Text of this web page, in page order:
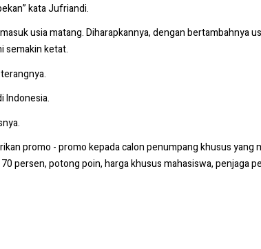
kata Jufriandi.
usia matang. Diharapkannya, dengan bertambahnya
semakin ketat.
Indonesia.
promo - promo kepada calon penumpang khusus yang
potong poin, harga khusus mahasiswa, penjaga